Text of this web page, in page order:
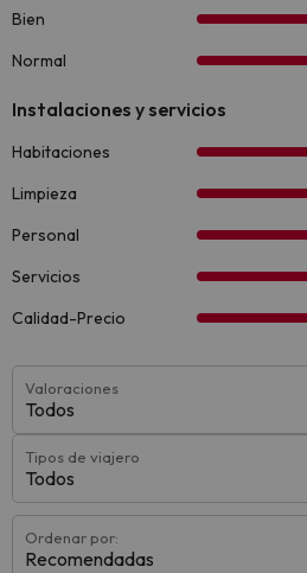
Valoraciones
Todos
Tipos de viajero
Todos
Ordenar por:
Recomendadas